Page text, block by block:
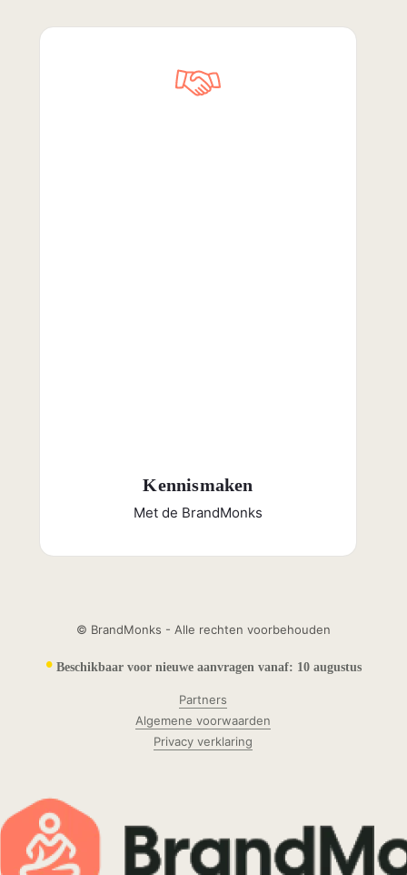
Kennismaken
Met de BrandMonks
© BrandMonks - Alle rechten voorbehouden
•Beschikbaar voor nieuwe aanvragen vanaf: 10 augustus
Partners
Algemene voorwaarden
Privacy verklaring